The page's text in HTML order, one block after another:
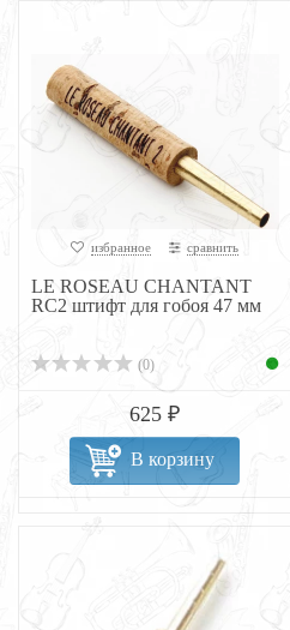
избранное сравнить
LE ROSEAU CHANTANT
RC2 штифт для гобоя 47 мм
(0)
625 ₽
В корзину